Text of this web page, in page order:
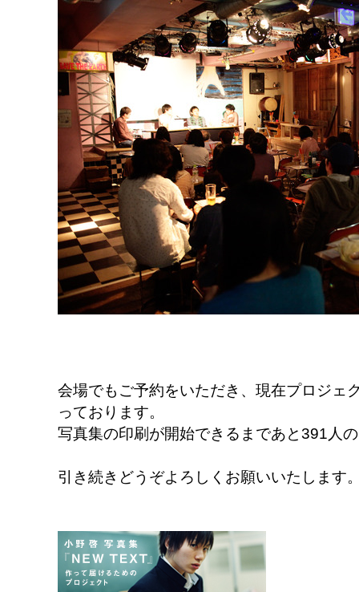
会場でもご予約をいただき、現在プロジェ
っております。
写真集の印刷が開始できるまであと391人
引き続きどうぞよろしくお願いいたします